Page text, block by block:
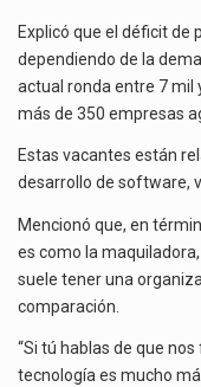
Explicó que el déficit de
dependiendo de la
actual ronda entre 7 mil
más de 350 empresas
Estas vacantes están
desarrollo de software,
Mencionó que, en
es como la
suele tener una
comparación.
“Si tú hablas de que
tecnología es mucho